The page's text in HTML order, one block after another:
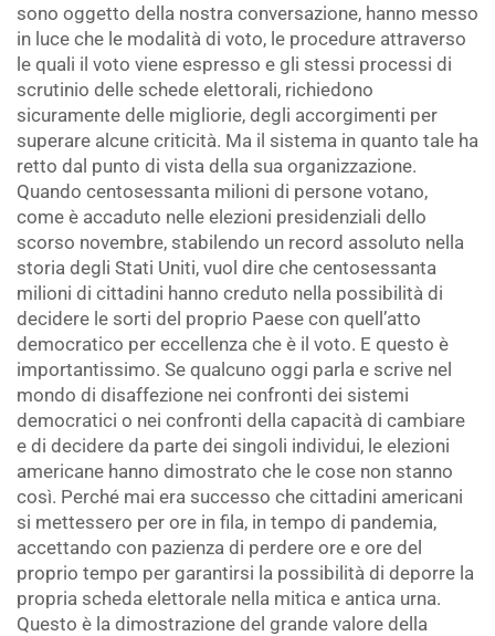
sono oggetto della nostra conversazione, hanno messo
in luce che le modalità di voto, le procedure attraverso
le quali il voto viene espresso e gli stessi processi di
scrutinio delle schede elettorali, richiedono
sicuramente delle migliorie, degli accorgimenti per
superare alcune criticità. Ma il sistema in quanto tale ha
retto dal punto di vista della sua organizzazione.
Quando centosessanta milioni di persone votano,
come è accaduto nelle elezioni presidenziali dello
scorso novembre, stabilendo un record assoluto nella
storia degli Stati Uniti, vuol dire che centosessanta
milioni di cittadini hanno creduto nella possibilità di
decidere le sorti del proprio Paese con quell’atto
democratico per eccellenza che è il voto. E questo è
importantissimo. Se qualcuno oggi parla e scrive nel
mondo di disaffezione nei confronti dei sistemi
democratici o nei confronti della capacità di cambiare
e di decidere da parte dei singoli individui, le elezioni
americane hanno dimostrato che le cose non stanno
così. Perché mai era successo che cittadini americani
si mettessero per ore in fila, in tempo di pandemia,
accettando con pazienza di perdere ore e ore del
proprio tempo per garantirsi la possibilità di deporre la
propria scheda elettorale nella mitica e antica urna.
Questo è la dimostrazione del grande valore della